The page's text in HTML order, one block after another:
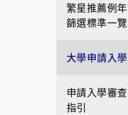
繁星推薦例
篩選標準一
大學申請入學
申請入學審
指引